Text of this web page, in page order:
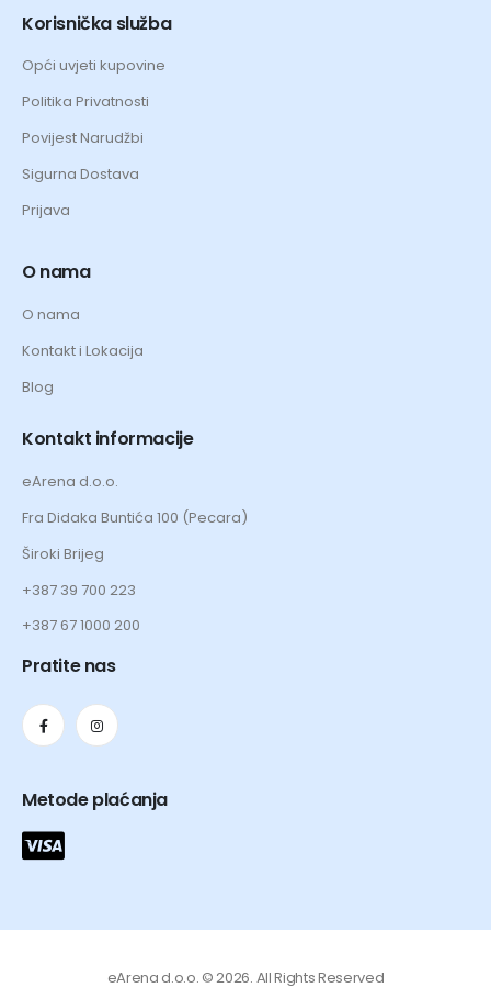
Korisnička služba
Opći uvjeti kupovine
Politika Privatnosti
Povijest Narudžbi
Sigurna Dostava
Prijava
O nama
O nama
Kontakt i Lokacija
Blog
Kontakt informacije
eArena d.o.o.
Fra Didaka Buntića 100 (Pecara)
Široki Brijeg
+387 39 700 223
+387 67 1000 200
Pratite nas
Metode plaćanja
eArena d.o.o. © 2026. All Rights Reserved